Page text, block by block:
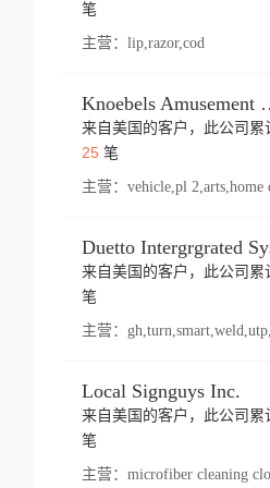
笔
主营： lip,razor,cod
来自美国的客户，此公司累
25笔
主营：
来自美国的客户，此公司累
笔
主营：
Local Signguys Inc.
来自美国的客户，此公司累
笔
主营： microfiber cleaning